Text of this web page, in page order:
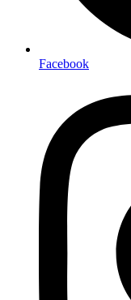
Facebook